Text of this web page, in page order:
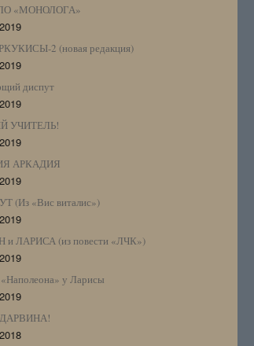
«МОНОЛОГА»
2 (новая редакция)
диспут
УЧИТЕЛЬ!
АРКАДИЯ
(Из «Вис виталис»)
и ЛАРИСА (из повести «ЛЧК»)
у Ларисы